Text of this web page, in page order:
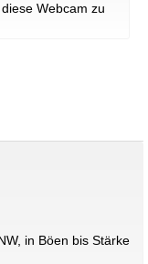
Webcam zu
in Böen bis Stärke